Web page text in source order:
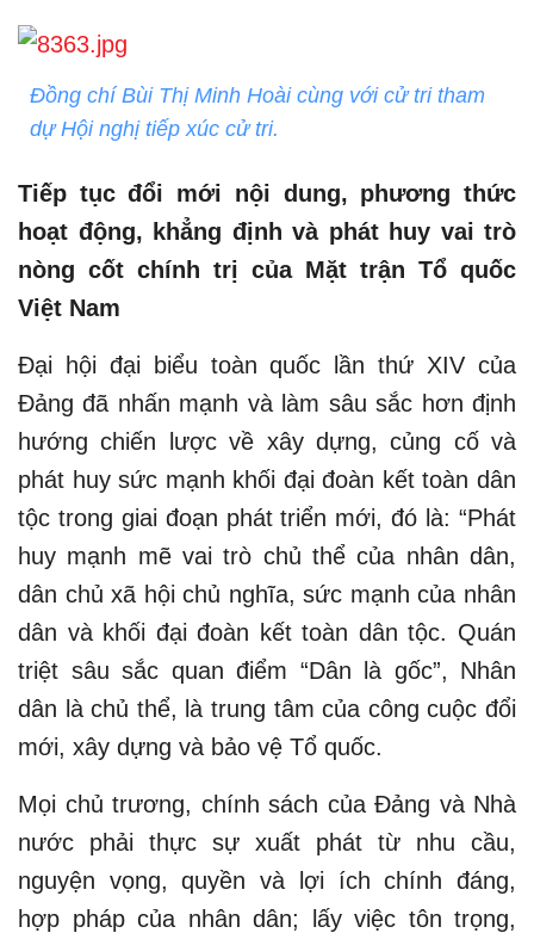
Đồng chí Bùi Thị Minh Hoài cùng với cử tri tham
dự Hội nghị tiếp xúc cử tri.
Tiếp tục đổi mới nội dung, phương thức
hoạt động, khẳng định và phát huy vai trò
nòng cốt chính trị của Mặt trận Tổ quốc
Việt Nam
Đại hội đại biểu toàn quốc lần thứ XIV của
Đảng đã nhấn mạnh và làm sâu sắc hơn định
hướng chiến lược về xây dựng, củng cố và
phát huy sức mạnh khối đại đoàn kết toàn dân
tộc trong giai đoạn phát triển mới, đó là: “Phát
huy mạnh mẽ vai trò chủ thể của nhân dân,
dân chủ xã hội chủ nghĩa, sức mạnh của nhân
dân và khối đại đoàn kết toàn dân tộc. Quán
triệt sâu sắc quan điểm “Dân là gốc”, Nhân
dân là chủ thể, là trung tâm của công cuộc đổi
mới, xây dựng và bảo vệ Tổ quốc.
Mọi chủ trương, chính sách của Đảng và Nhà
nước phải thực sự xuất phát từ nhu cầu,
nguyện vọng, quyền và lợi ích chính đáng,
hợp pháp của nhân dân; lấy việc tôn trọng,